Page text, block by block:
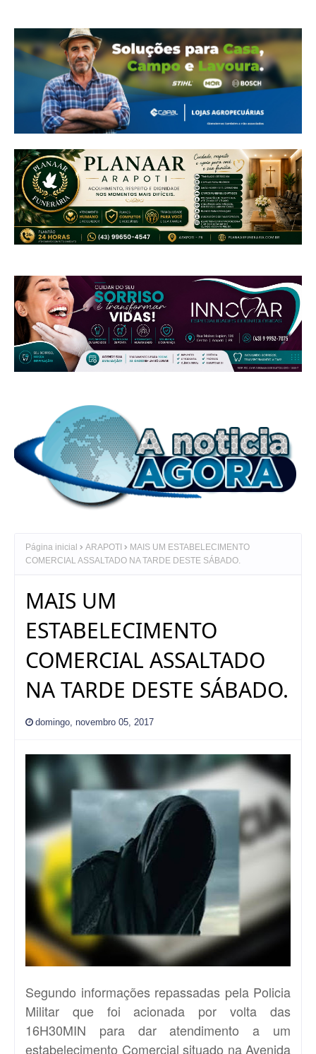
Página inicial ARAPOTI
MAIS UM ESTABELECIMENTO
COMERCIAL ASSALTADO NA TARDE DESTE SÁBADO.
MAIS UM
ESTABELECIMENTO
COMERCIAL ASSALTADO
NA TARDE DESTE SÁBADO.
domingo, novembro 05, 2017
Segundo informações repassadas pela Policia
Militar que foi acionada por volta das
16H30MIN para dar atendimento a um
estabelecimento Comercial situado na Avenida